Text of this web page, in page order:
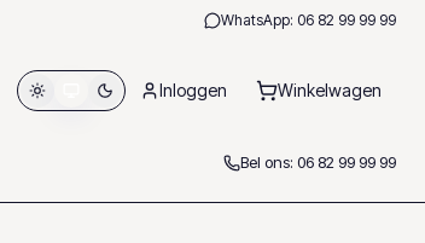
WhatsApp: 06 82 99 99 99
Inloggen Winkelwagen
Bel ons: 06 82 99 99 99